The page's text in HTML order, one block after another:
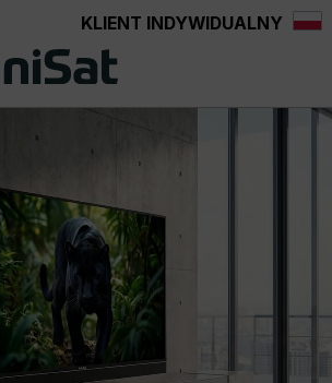
zawartościKLIENT INDYWIDUALNY